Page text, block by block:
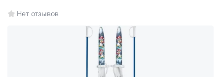
Нет отзывов